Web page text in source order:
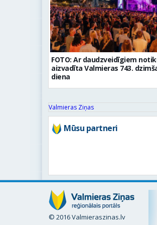
FOTO: Ar daudzveidīgiem
aizvadīta Valmieras 743.
diena
Valmieras Ziņas
Mūsu partneri
© 2016 Valmieraszinas.lv